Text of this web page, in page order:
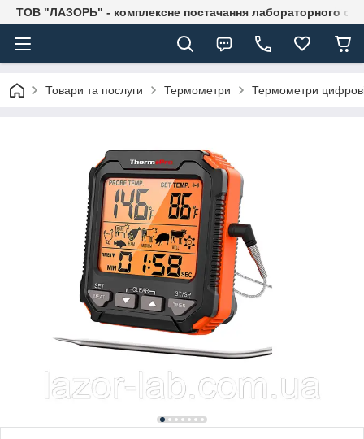
ТОВ "ЛАЗОРЬ" - комплексне постачання лабораторного
Товари та послуги Термометри Термометри